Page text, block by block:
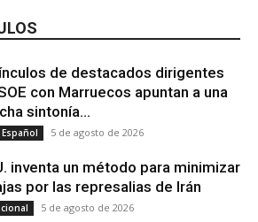
de destacados dirigentes
con Marruecos apuntan a una
sintonía...
5 de agosto de 2026
inventa un método para minimizar
por las represalias de Irán
5 de agosto de 2026